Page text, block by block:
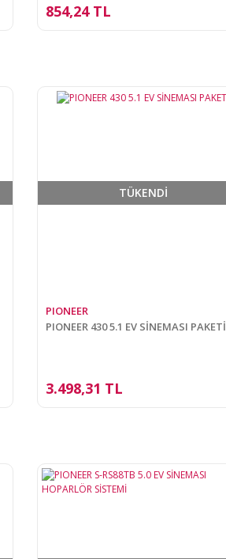
854,24 TL
TÜKENDİ
PIONEER
PIONEER 430 5.1 EV SİNEMASI PAKETİ
3.498,31 TL